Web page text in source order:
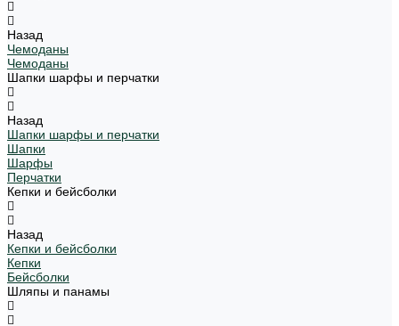
Назад
Чемоданы
Чемоданы
Шапки шарфы и перчатки
Назад
Шапки шарфы и перчатки
Шапки
Шарфы
Перчатки
Кепки и бейсболки
Назад
Кепки и бейсболки
Кепки
Бейсболки
Шляпы и панамы